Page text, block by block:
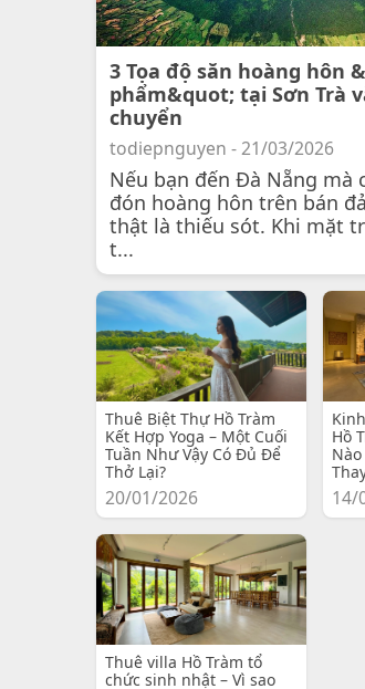
3 Tọa độ săn hoàng hôn
phẩm&quot; tại Sơn Trà
chuyển
todiepnguyen - 21/03/2026
Nếu bạn đến Đà Nẵng mà
đón hoàng hôn trên bán
thật là thiếu sót. Khi mặt
t...
Thuê Biệt Thự Hồ Tràm
Kết Hợp Yoga – Một Cuối
Tuần Như Vậy Có Đủ Để
Thở Lại?
20/01/2026
Hồ
14/
Thuê villa Hồ Tràm tổ
chức sinh nhật – Vì sao